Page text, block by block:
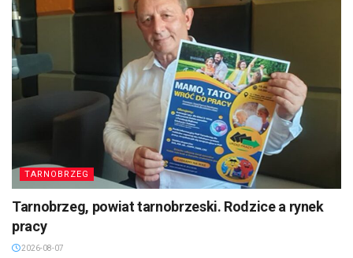
TARNOBRZEG
Tarnobrzeg, powiat tarnobrzeski. Rodzice a rynek
pracy
2026-08-07